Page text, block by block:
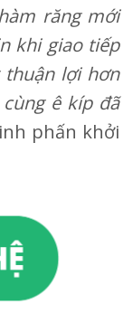
răng mới
khi giao tiếp
thuận lợi hơn
ê kíp đã
phấn khởi